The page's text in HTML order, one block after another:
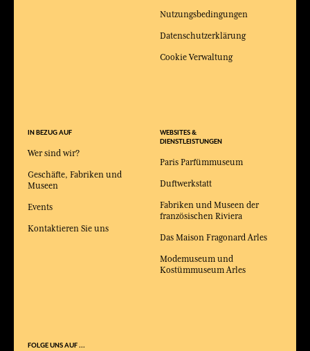
Nutzungsbedingungen
Datenschutzerklärung
Cookie Verwaltung
WEBSITES &
DIENSTLEISTUNGEN
Paris Parfümmuseum
Duftwerkstatt
Fabriken und Museen der
französischen Riviera
Das Maison Fragonard Arles
Modemuseum und
Kostümmuseum Arles
IN BEZUG AUF
Wer sind wir?
Geschäfte, Fabriken und
Museen
Events
Kontaktieren Sie uns
FOLGE UNS AUF ...